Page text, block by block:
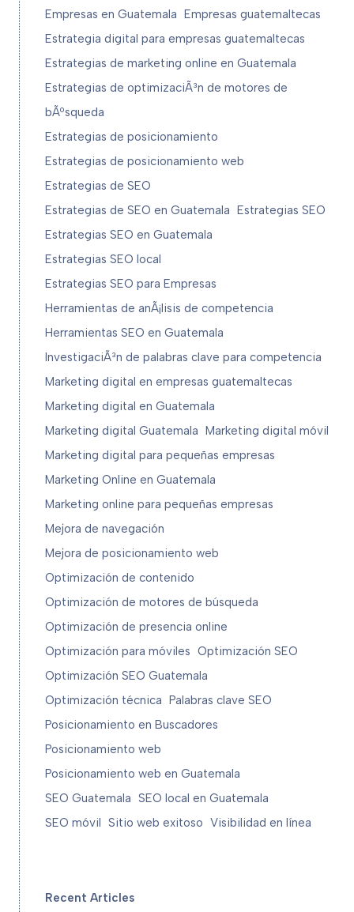
Empresas en Guatemala Empresas guatemaltecas
Estrategia digital para empresas guatemaltecas
Estrategias de marketing online en Guatemala
Estrategias de optimizaciÃ³n de motores de
bÃºsqueda
Estrategias de posicionamiento
Estrategias de posicionamiento web
Estrategias de SEO
Estrategias de SEO en Guatemala Estrategias SEO
Estrategias SEO en Guatemala
Estrategias SEO local
Estrategias SEO para Empresas
Herramientas de anÃ¡lisis de competencia
Herramientas SEO en Guatemala
InvestigaciÃ³n de palabras clave para competencia
Marketing digital en empresas guatemaltecas
Marketing digital en Guatemala
Marketing digital Guatemala Marketing digital móvil
Marketing digital para pequeñas empresas
Marketing Online en Guatemala
Marketing online para pequeñas empresas
Mejora de navegación
Mejora de posicionamiento web
Optimización de contenido
Optimización de motores de búsqueda
Optimización de presencia online
Optimización para móviles Optimización SEO
Optimización SEO Guatemala
Optimización técnica Palabras clave SEO
Posicionamiento en Buscadores
Posicionamiento web
Posicionamiento web en Guatemala
SEO Guatemala SEO local en Guatemala
SEO móvil Sitio web exitoso Visibilidad en línea
Recent Articles